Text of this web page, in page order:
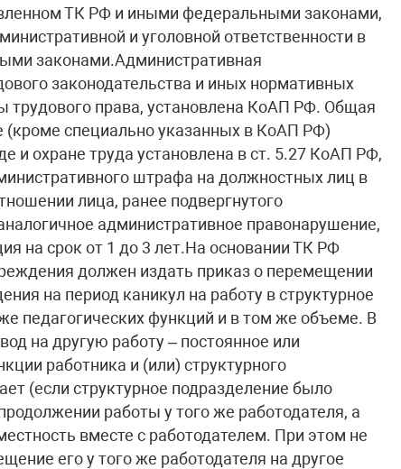
ТК РФ и иными федеральными законами,
и уголовной ответственности в
законами.Административная
законодательства и иных нормативных
права, установлена КоАП РФ. Общая
(кроме специально указанных в КоАП РФ)
и охране труда установлена в ст. 5.27 КоАП РФ,
штрафа на должностных лиц в
лица, ранее подвергнутого
административное правонарушение,
на срок от 1 до 3 лет.На основании ТК РФ
должен издать приказ о перемещении
на период каникул на работу в структурное
педагогических функций и в том же объеме. В
на другую работу – постоянное или
работника и (или) структурного
(если структурное подразделение было
работы у того же работодателя, а
вместе с работодателем. При этом не
его у того же работодателя на другое